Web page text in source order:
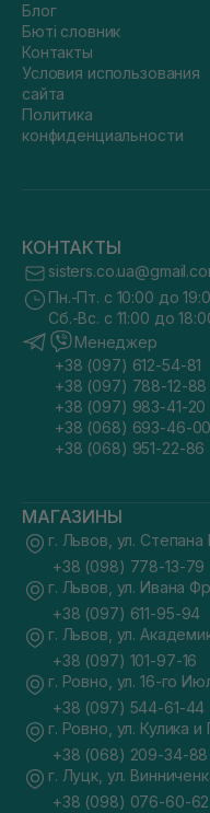
Блог
Бюті словник
Контакты
Условия использования
сайта
Политика
конфиденциальности
КОНТАКТЫ
Пн.-Пт. с 10:00 до
Сб.-Вс. с 11:00 до
Менеджер
+38 (097) 612-54-81
+38 (097) 788-12-88
+38 (097) 983-41-20
+38 (068) 693-46-00
+38 (068) 951-22-86
МАГАЗИНЫ
г. Львов, ул.
+38 (098) 778-13-79
г. Львов, ул. Ивана
+38 (097) 611-95-94
г. Львов, ул.
+38 (097) 101-97-16
г. Ровно, ул. 16-го
+38 (097) 544-61-44
г. Ровно, ул. Кулика
+38 (068) 209-34-88
г. Луцк, ул.
+38 (098) 076-60-62